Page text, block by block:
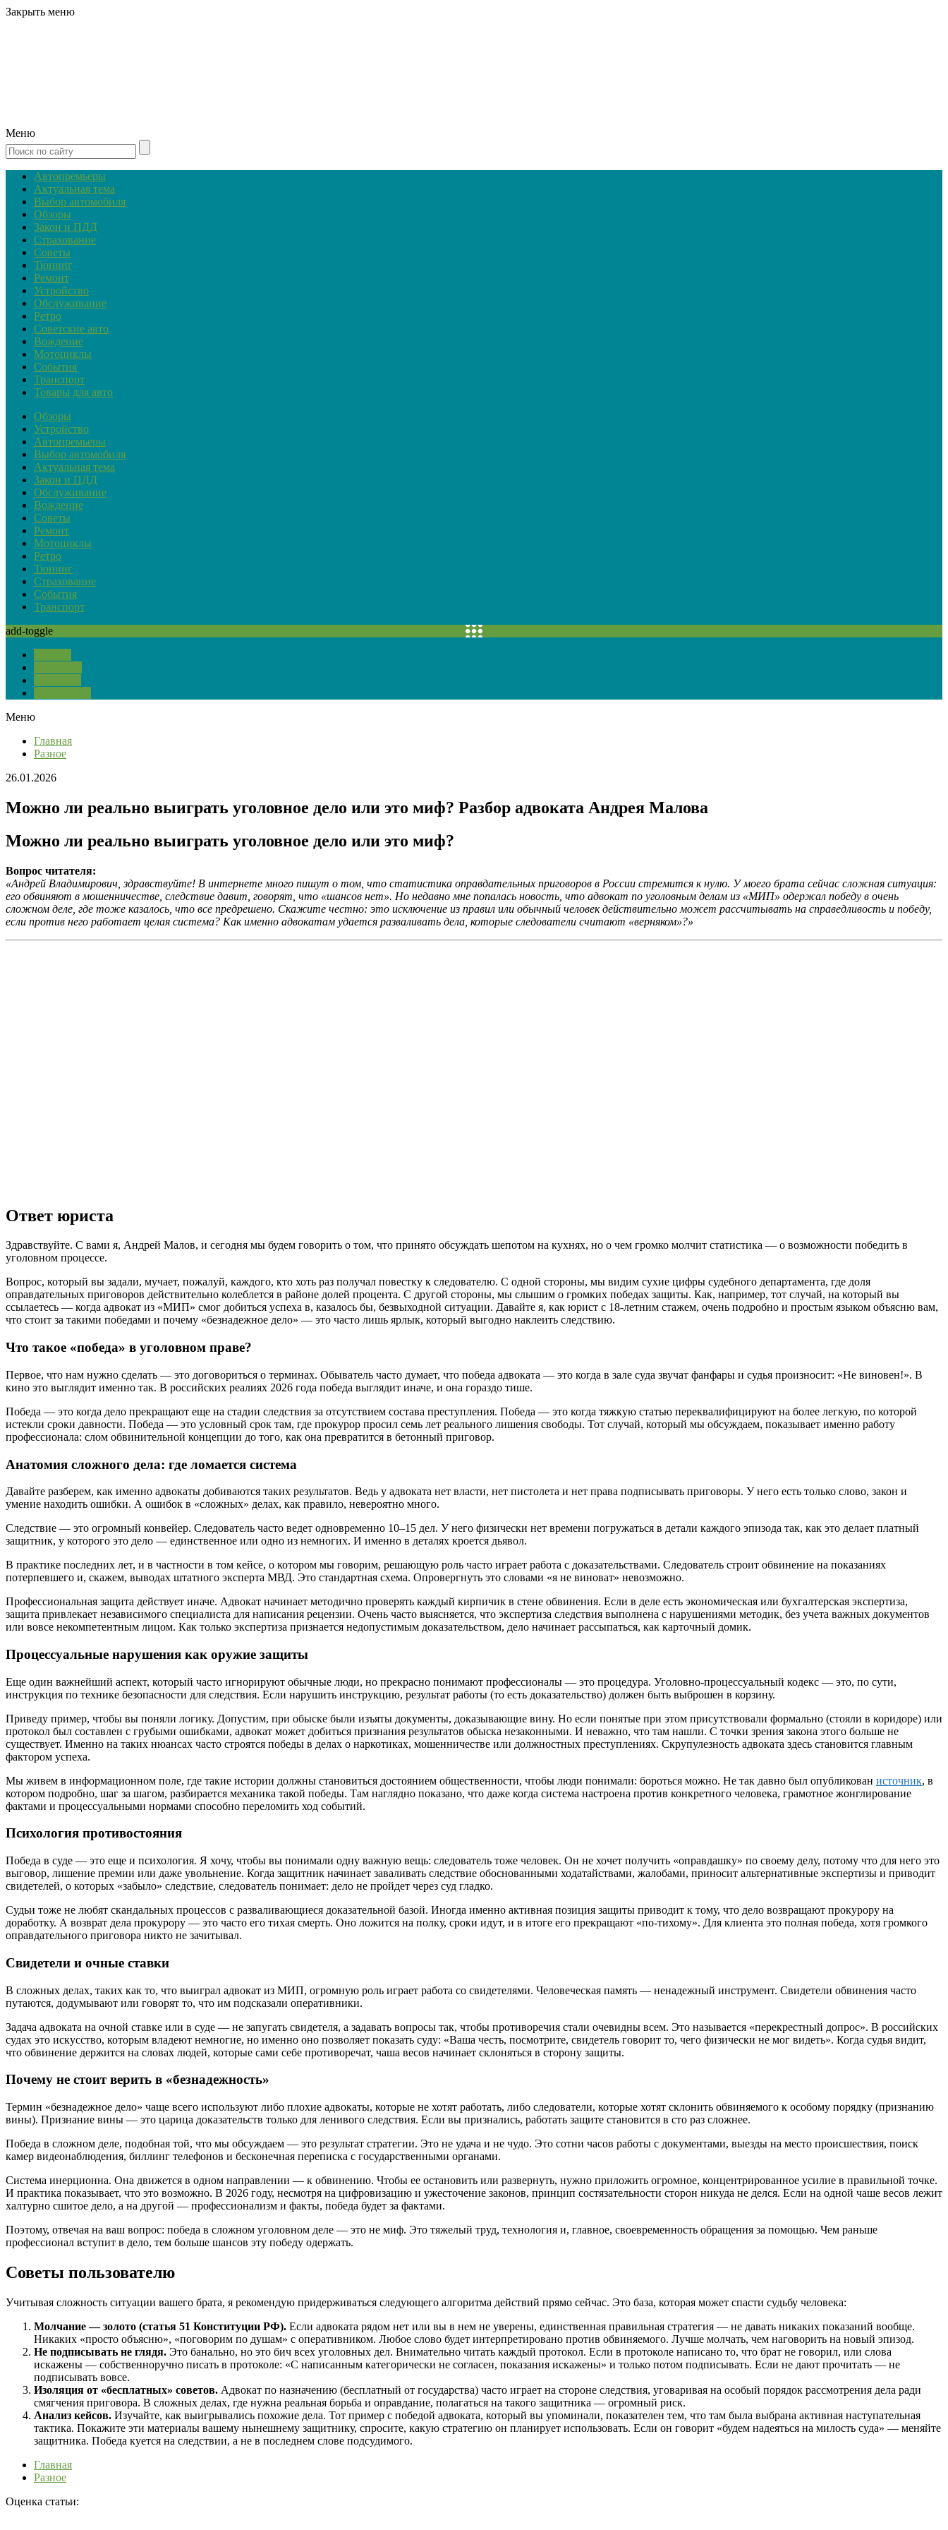
Закрыть меню
Меню
Автопремьеры
Актуальная тема
Выбор автомобиля
Обзоры
Закон и ПДД
Страхование
Советы
Тюнинг
Ремонт
Устройство
Обслуживание
Ретро
Советские авто
Вождение
Мотоциклы
События
Транспорт
Товары для авто
Обзоры
Устройство
Автопремьеры
Выбор автомобиля
Актуальная тема
Закон и ПДД
Обслуживание
Вождение
Советы
Ремонт
Мотоциклы
Ретро
Тюнинг
Страхование
События
Транспорт
add-toggle
Меню
Главная
Разное
26.01.2026
Можно ли реально выиграть уголовное дело или это миф? Разбор адвоката Андрея Малова
Можно ли реально выиграть уголовное дело или это миф?
Вопрос читателя:
«Андрей Владимирович, здравствуйте! В интернете много пишут о том, что статистика оправдательных приговоров в России стремится к нулю. У моего брата сейчас сложная ситуация:
его обвиняют в мошенничестве, следствие давит, говорят, что «шансов нет». Но недавно мне попалась новость, что адвокат по уголовным делам из «МИП» одержал победу в очень
сложном деле, где тоже казалось, что все предрешено. Скажите честно: это исключение из правил или обычный человек действительно может рассчитывать на справедливость и победу,
если против него работает целая система? Как именно адвокатам удается разваливать дела, которые следователи считают «верняком»?»
Ответ юриста
Здравствуйте. С вами я, Андрей Малов, и сегодня мы будем говорить о том, что принято обсуждать шепотом на кухнях, но о чем громко молчит статистика — о возможности победить в
уголовном процессе.
Вопрос, который вы задали, мучает, пожалуй, каждого, кто хоть раз получал повестку к следователю. С одной стороны, мы видим сухие цифры судебного департамента, где доля
оправдательных приговоров действительно колеблется в районе долей процента. С другой стороны, мы слышим о громких победах защиты. Как, например, тот случай, на который вы
ссылаетесь — когда адвокат из «МИП» смог добиться успеха в, казалось бы, безвыходной ситуации. Давайте я, как юрист с 18-летним стажем, очень подробно и простым языком объясню вам,
что стоит за такими победами и почему «безнадежное дело» — это часто лишь ярлык, который выгодно наклеить следствию.
Что такое «победа» в уголовном праве?
Первое, что нам нужно сделать — это договориться о терминах. Обыватель часто думает, что победа адвоката — это когда в зале суда звучат фанфары и судья произносит: «Не виновен!». В
кино это выглядит именно так. В российских реалиях 2026 года победа выглядит иначе, и она гораздо тише.
Победа — это когда дело прекращают еще на стадии следствия за отсутствием состава преступления. Победа — это когда тяжкую статью переквалифицируют на более легкую, по которой
истекли сроки давности. Победа — это условный срок там, где прокурор просил семь лет реального лишения свободы. Тот случай, который мы обсуждаем, показывает именно работу
профессионала: слом обвинительной концепции до того, как она превратится в бетонный приговор.
Анатомия сложного дела: где ломается система
Давайте разберем, как именно адвокаты добиваются таких результатов. Ведь у адвоката нет власти, нет пистолета и нет права подписывать приговоры. У него есть только слово, закон и
умение находить ошибки. А ошибок в «сложных» делах, как правило, невероятно много.
Следствие — это огромный конвейер. Следователь часто ведет одновременно 10–15 дел. У него физически нет времени погружаться в детали каждого эпизода так, как это делает платный
защитник, у которого это дело — единственное или одно из немногих. И именно в деталях кроется дьявол.
В практике последних лет, и в частности в том кейсе, о котором мы говорим, решающую роль часто играет работа с доказательствами. Следователь строит обвинение на показаниях
потерпевшего и, скажем, выводах штатного эксперта МВД. Это стандартная схема. Опровергнуть это словами «я не виноват» невозможно.
Профессиональная защита действует иначе. Адвокат начинает методично проверять каждый кирпичик в стене обвинения. Если в деле есть экономическая или бухгалтерская экспертиза,
защита привлекает независимого специалиста для написания рецензии. Очень часто выясняется, что экспертиза следствия выполнена с нарушениями методик, без учета важных документов
или вовсе некомпетентным лицом. Как только экспертиза признается недопустимым доказательством, дело начинает рассыпаться, как карточный домик.
Процессуальные нарушения как оружие защиты
Еще один важнейший аспект, который часто игнорируют обычные люди, но прекрасно понимают профессионалы — это процедура. Уголовно-процессуальный кодекс — это, по сути,
инструкция по технике безопасности для следствия. Если нарушить инструкцию, результат работы (то есть доказательство) должен быть выброшен в корзину.
Приведу пример, чтобы вы поняли логику. Допустим, при обыске были изъяты документы, доказывающие вину. Но если понятые при этом присутствовали формально (стояли в коридоре) или
протокол был составлен с грубыми ошибками, адвокат может добиться признания результатов обыска незаконными. И неважно, что там нашли. С точки зрения закона этого больше не
существует. Именно на таких нюансах часто строятся победы в делах о наркотиках, мошенничестве или должностных преступлениях. Скрупулезность адвоката здесь становится главным
фактором успеха.
Мы живем в информационном поле, где такие истории должны становиться достоянием общественности, чтобы люди понимали: бороться можно. Не так давно был опубликован источник, в
котором подробно, шаг за шагом, разбирается механика такой победы. Там наглядно показано, что даже когда система настроена против конкретного человека, грамотное жонглирование
фактами и процессуальными нормами способно переломить ход событий.
Психология противостояния
Победа в суде — это еще и психология. Я хочу, чтобы вы понимали одну важную вещь: следователь тоже человек. Он не хочет получить «оправдашку» по своему делу, потому что для него это
выговор, лишение премии или даже увольнение. Когда защитник начинает заваливать следствие обоснованными ходатайствами, жалобами, приносит альтернативные экспертизы и приводит
свидетелей, о которых «забыло» следствие, следователь понимает: дело не пройдет через суд гладко.
Судьи тоже не любят скандальных процессов с разваливающиеся доказательной базой. Иногда именно активная позиция защиты приводит к тому, что дело возвращают прокурору на
доработку. А возврат дела прокурору — это часто его тихая смерть. Оно ложится на полку, сроки идут, и в итоге его прекращают «по-тихому». Для клиента это полная победа, хотя громкого
оправдательного приговора никто не зачитывал.
Свидетели и очные ставки
В сложных делах, таких как то, что выиграл адвокат из МИП, огромную роль играет работа со свидетелями. Человеческая память — ненадежный инструмент. Свидетели обвинения часто
путаются, додумывают или говорят то, что им подсказали оперативники.
Задача адвоката на очной ставке или в суде — не запугать свидетеля, а задавать вопросы так, чтобы противоречия стали очевидны всем. Это называется «перекрестный допрос». В российских
судах это искусство, которым владеют немногие, но именно оно позволяет показать суду: «Ваша честь, посмотрите, свидетель говорит то, чего физически не мог видеть». Когда судья видит,
что обвинение держится на словах людей, которые сами себе противоречат, чаша весов начинает склоняться в сторону защиты.
Почему не стоит верить в «безнадежность»
Термин «безнадежное дело» чаще всего используют либо плохие адвокаты, которые не хотят работать, либо следователи, которые хотят склонить обвиняемого к особому порядку (признанию
вины). Признание вины — это царица доказательств только для ленивого следствия. Если вы признались, работать защите становится в сто раз сложнее.
Победа в сложном деле, подобная той, что мы обсуждаем — это результат стратегии. Это не удача и не чудо. Это сотни часов работы с документами, выезды на место происшествия, поиск
камер видеонаблюдения, биллинг телефонов и бесконечная переписка с государственными органами.
Система инерционна. Она движется в одном направлении — к обвинению. Чтобы ее остановить или развернуть, нужно приложить огромное, концентрированное усилие в правильной точке.
И практика показывает, что это возможно. В 2026 году, несмотря на цифровизацию и ужесточение законов, принцип состязательности сторон никуда не делся. Если на одной чаше весов лежит
халтурно сшитое дело, а на другой — профессионализм и факты, победа будет за фактами.
Поэтому, отвечая на ваш вопрос: победа в сложном уголовном деле — это не миф. Это тяжелый труд, технология и, главное, своевременность обращения за помощью. Чем раньше
профессионал вступит в дело, тем больше шансов эту победу одержать.
Советы пользователю
Учитывая сложность ситуации вашего брата, я рекомендую придерживаться следующего алгоритма действий прямо сейчас. Это база, которая может спасти судьбу человека:
Молчание — золото (статья 51 Конституции РФ). Если адвоката рядом нет или вы в нем не уверены, единственная правильная стратегия — не давать никаких показаний вообще.
Никаких «просто объясню», «поговорим по душам» с оперативником. Любое слово будет интерпретировано против обвиняемого. Лучше молчать, чем наговорить на новый эпизод.
Не подписывать не глядя. Это банально, но это бич всех уголовных дел. Внимательно читать каждый протокол. Если в протоколе написано то, что брат не говорил, или слова
искажены — собственноручно писать в протоколе: «С написанным категорически не согласен, показания искажены» и только потом подписывать. Если не дают прочитать — не
подписывать вовсе.
Изоляция от «бесплатных» советов. Адвокат по назначению (бесплатный от государства) часто играет на стороне следствия, уговаривая на особый порядок рассмотрения дела ради
смягчения приговора. В сложных делах, где нужна реальная борьба и оправдание, полагаться на такого защитника — огромный риск.
Анализ кейсов. Изучайте, как выигрывались похожие дела. Тот пример с победой адвоката, который вы упоминали, показателен тем, что там была выбрана активная наступательная
тактика. Покажите эти материалы вашему нынешнему защитнику, спросите, какую стратегию он планирует использовать. Если он говорит «будем надеяться на милость суда» — меняйте
защитника. Победа куется на следствии, а не в последнем слове подсудимого.
Главная
Разное
Оценка статьи: